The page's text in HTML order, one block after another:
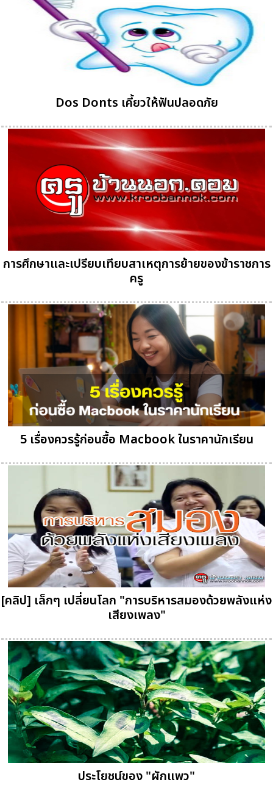
Dos Donts เคี้ยวให้ฟันปลอดภัย
การศึกษาและเปรียบเทียบสาเหตุการย้ายของข้าราชการ
ครู
5 เรื่องควรรู้ก่อนซื้อ Macbook ในราคานักเรียน
[คลิป] เล็กๆ เปลี่ยนโลก "การบริหารสมองด้วยพลังแห่ง
เสียงเพลง"
ประโยชน์ของ "ผักแพว"